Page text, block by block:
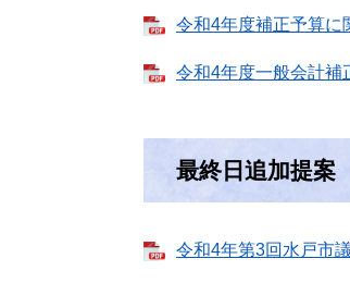
令和4年度補正予算に
令和4年度一般会計補
最終日追加提案
令和4年第3回水戸市